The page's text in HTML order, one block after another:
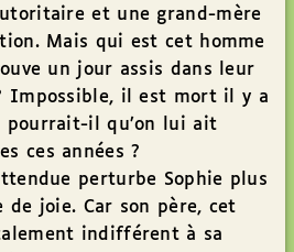
et une grand-mère
Mais qui est cet homme
un jour assis dans leur
Impossible, il est mort il y a
pourrait-il qu’on lui ait
ces années ?
perturbe Sophie plus
de joie. Car son père, cet
indifférent à sa